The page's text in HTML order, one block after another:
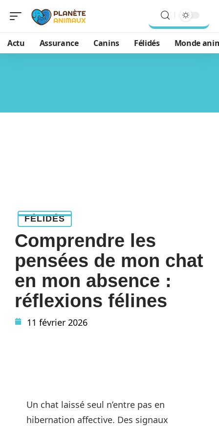
Actu Assurance Canins Félidés Monde
FÉLIDÉS
Comprendre les
pensées de mon chat
en mon absence :
réflexions félines
11 février 2026
Un chat laissé seul n’entre pas en
hibernation affective. Des signaux